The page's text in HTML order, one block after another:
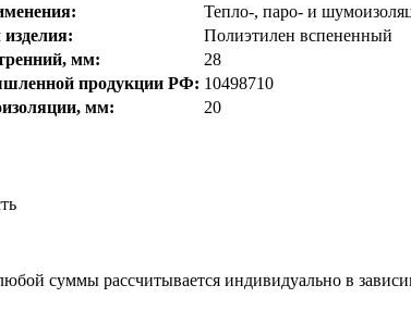
Тепло-, паро- и
Полиэтилен вспененный
мм:
28
продукции РФ: 10498710
мм:
20
суммы рассчитывается индивидуально в